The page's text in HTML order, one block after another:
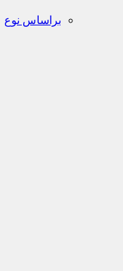
براساس نوع